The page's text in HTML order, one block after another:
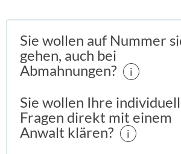
Sie wollen auf Nummer
gehen, auch bei
Abmahnungen?
i
Sie wollen Ihre
Fragen direkt mit einem
Anwalt klären?
i